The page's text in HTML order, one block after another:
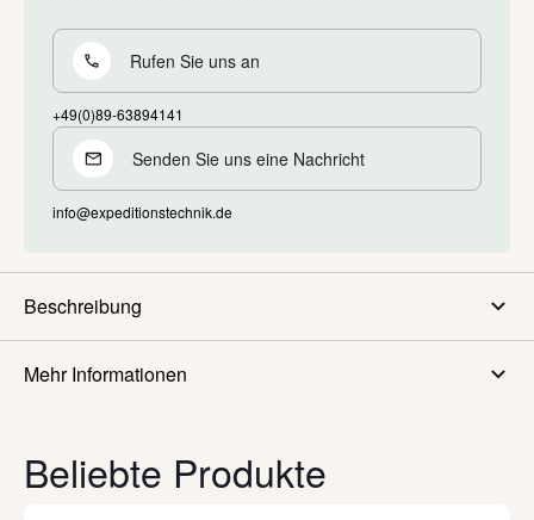
Beschreibung
Mehr Informationen
Rufen Sie uns an
+49(0)89-63894141
Senden Sie uns eine Nachricht
info@expeditionstechnik.de
Beliebte Produkte